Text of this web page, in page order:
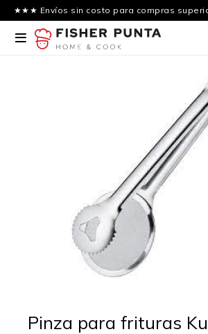
★★★ Envíos sin costo para compras

Pinza para frituras